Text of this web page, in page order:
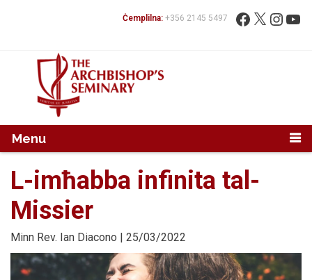
Fittex: Facebook
X
Ċemplilna: +356 2145 5497
Menu
L-imħabba infinita tal-
Missier
Minn Rev. Ian Diacono | 25/03/2022